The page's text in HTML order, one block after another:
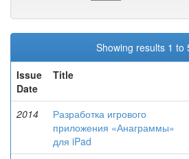
Showing results 1 to
Issue
Date
Title
2014
Разработка игрового
приложения «Анаграммы»
для iPad